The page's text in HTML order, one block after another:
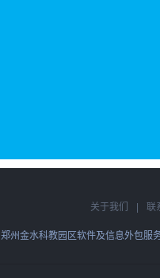
关于我们 联
郑州金水科教园区软件及信息外包服